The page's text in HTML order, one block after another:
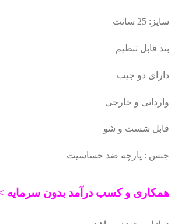
سایز: 25 سانت
بند قابل تنظیم
دارای دو جیب
وارداتی و خارجی
قابل شست و شو
جنس : پارچه ضد حساسیت
همکاری و کسب درآمد بدون سرمایه